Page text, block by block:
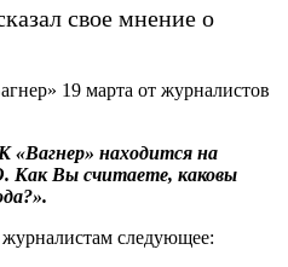
свое мнение о
19 марта от журналистов
«Вагнер» находится на
Как Вы считаете, каковы
следующее: